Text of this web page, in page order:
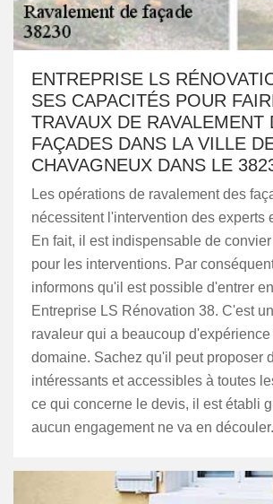
ENTREPRISE LS
SES CAPACITÉS POUR
TRAVAUX DE RAVALEMENT
FAÇADES DANS LA VILLE
CHAVAGNEUX DANS LE
Les opérations de ravalement des
nécessitent l'intervention des experts
En fait, il est indispensable de
pour les interventions. Par
informons qu'il est possible d'entrer
Entreprise LS Rénovation 38. C'est
ravaleur qui a beaucoup
domaine. Sachez qu'il peut proposer
intéressants et accessibles à toutes
ce qui concerne le devis, il est établi
aucun engagement ne va en découler.